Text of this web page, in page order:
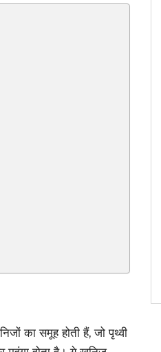
का समूह होती हैं, जो पृथ्वी